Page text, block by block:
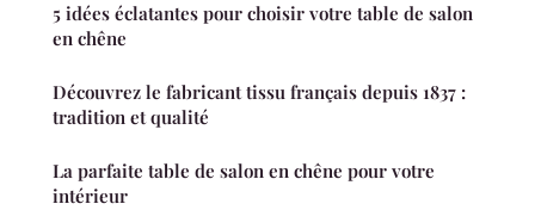
5 idées éclatantes pour choisir votre table de salon
en chêne
Découvrez le fabricant tissu français depuis 1837 :
tradition et qualité
La parfaite table de salon en chêne pour votre
intérieur